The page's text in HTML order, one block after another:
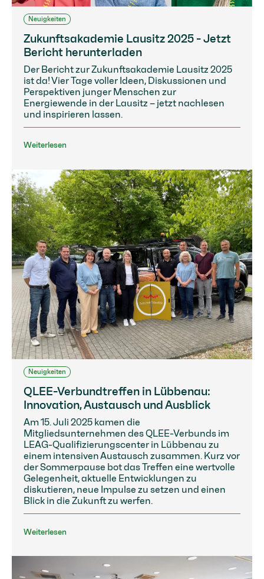
Neuigkeiten
Zukunftsakademie Lausitz 2025 - Jetzt
Bericht herunterladen
Der Bericht zur Zukunftsakademie Lausitz 2025
ist da! Vier Tage voller Ideen, Diskussionen und
Perspektiven junger Menschen zur
Energiewende in der Lausitz – jetzt nachlesen
und inspirieren lassen.
Weiterlesen
Neuigkeiten
QLEE-Verbundtreffen in Lübbenau:
Innovation, Austausch und Ausblick
Am 15. Juli 2025 kamen die
Mitgliedsunternehmen des QLEE-Verbunds im
LEAG-Qualifizierungscenter in Lübbenau zu
einem intensiven Austausch zusammen. Kurz vor
der Sommerpause bot das Treffen eine wertvolle
Gelegenheit, aktuelle Entwicklungen zu
diskutieren, neue Impulse zu setzen und einen
Blick in die Zukunft zu werfen.
Weiterlesen